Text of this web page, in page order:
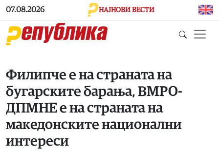
Skip to main content
07.08.2026 НАЈНОВИ ВЕСТИ
Филипче е на страната на
бугарските барања, ВМРО-
ДПМНЕ е на страната на
македонските национални
интереси